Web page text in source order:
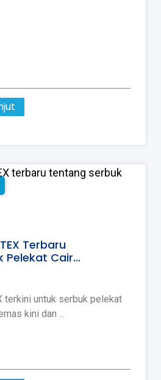
Terbaru
Pelekat Cair
terkini untuk serbuk pelekat
kini dan ...